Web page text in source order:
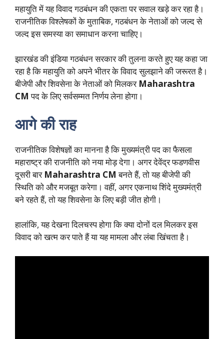
महायुति में यह विवाद गठबंधन की एकता पर सवाल खड़े कर रहा है।
राजनीतिक विश्लेषकों के मुताबिक, गठबंधन के नेताओं को जल्द से
जल्द इस समस्या का समाधान करना चाहिए।
झारखंड की इंडिया गठबंधन सरकार की तुलना करते हुए यह कहा जा
रहा है कि महायुति को अपने भीतर के विवाद सुलझाने की जरूरत है।
बीजेपी और शिवसेना के नेताओं को मिलकर Maharashtra
CM पद के लिए सर्वसम्मत निर्णय लेना होगा।
आगे की राह
राजनीतिक विशेषज्ञों का मानना है कि मुख्यमंत्री पद का फैसला
महाराष्ट्र की राजनीति को नया मोड़ देगा। अगर देवेंद्र फडणवीस
दूसरी बार Maharashtra CM बनते हैं, तो यह बीजेपी की
स्थिति को और मजबूत करेगा। वहीं, अगर एकनाथ शिंदे मुख्यमंत्री
बने रहते हैं, तो यह शिवसेना के लिए बड़ी जीत होगी।
हालांकि, यह देखना दिलचस्प होगा कि क्या दोनों दल मिलकर इस
विवाद को खत्म कर पाते हैं या यह मामला और लंबा खिंचता है।